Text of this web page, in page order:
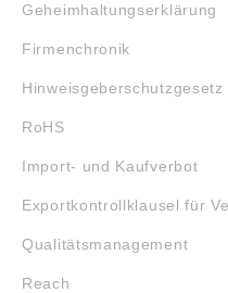
Geheimhaltungserklärung
Firmenchronik
Hinweisgeberschutzgesetz
RoHS
Import- und Kaufverbot
Exportkontrollklausel für
Qualitätsmanagement
Reach